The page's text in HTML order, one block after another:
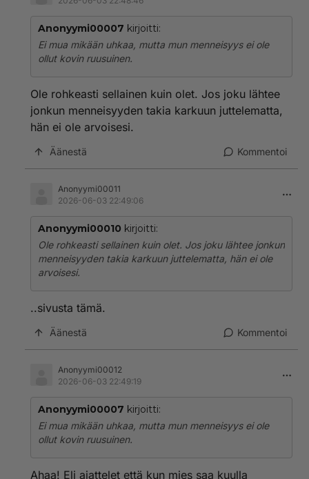
Anonyymi00007 kirjoitti:
Ei mua mikään uhkaa, mutta mun menneisyys ei ole
ollut kovin ruusuinen.
Ole rohkeasti sellainen kuin olet. Jos joku lähtee
jonkun menneisyyden takia karkuun juttelematta,
hän ei ole arvoisesi.
Äänestä Kommentoi
Anonyymi00011
2026-06-03 22:49:06
Anonyymi00010 kirjoitti:
Ole rohkeasti sellainen kuin olet. Jos joku lähtee jonkun
menneisyyden takia karkuun juttelematta, hän ei ole
arvoisesi.
..sivusta tämä.
Äänestä Kommentoi
Anonyymi00012
2026-06-03 22:49:19
Anonyymi00007 kirjoitti:
Ei mua mikään uhkaa, mutta mun menneisyys ei ole
ollut kovin ruusuinen.
Ahaa! Eli ajattelet että kun mies saa kuulla